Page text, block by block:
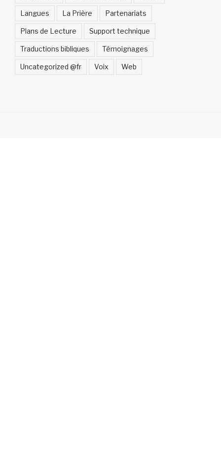
Langues La Prière Partenariats
Plans de Lecture Support technique
Traductions bibliques Témoignages
Uncategorized @fr Voix Web